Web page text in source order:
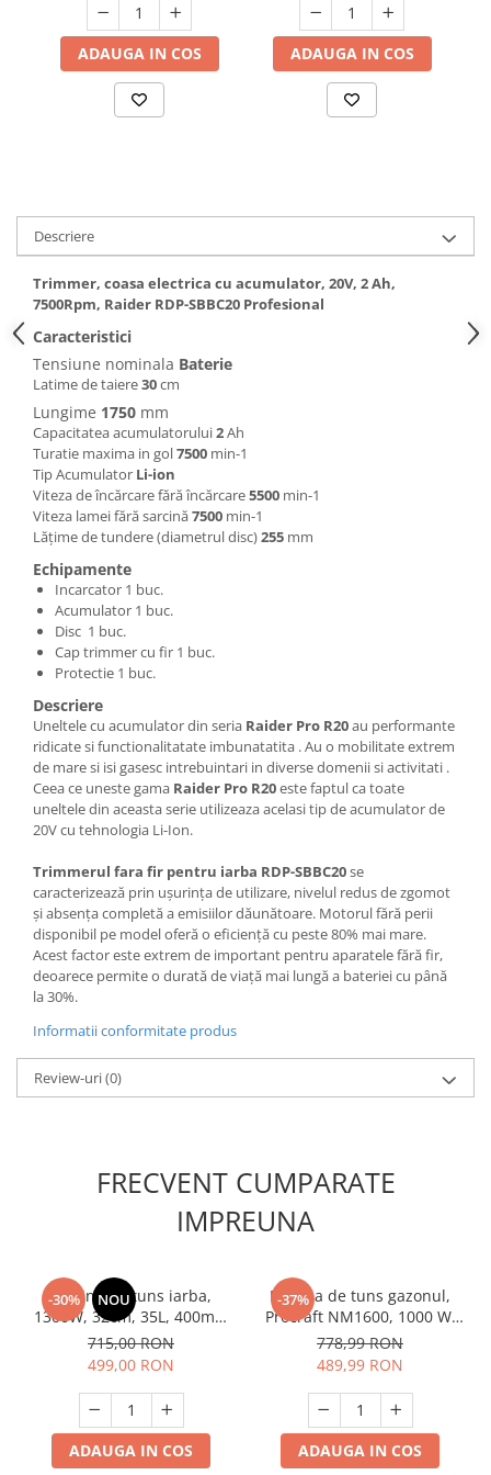
Hote bucatarie
Consumabile
Hote cupolare
Hote telescopice
Hote traditionale
Masini de Spalat Rufe & Uscatoare
Accesorii masini de spalat &
uscatoare
Masini automate de spalat rufe
Masini de spalat rufe cu uscator
Masini de spalat rufe verticale
Uscatoare de rufe
Masini de spalat vase
Masini de spalat vase incorporabile
Masini de spalat vase
independente
Motoburghiu/Foreza pamant
Pachete Incorporabile
Pirostrii & Arzatoare
Plasa umbrire
Pompe de stropit
Radiatoare
Semanatoare,Plantatoare
Sere
Sobe pe gaz & electrice
Suflante & Aspiratoare
Aspiratoare
Suflante Frunze
Unelte Gradinarit
Ventilatoare & Sisteme Racire
Aparate de aer conditionat
Ventilatoare
Incubatoare oua
ADAUGA IN COS ADAUGA IN COS
Descriere
Trimmer, coasa electrica cu acumulator, 20V, 2 Ah,
7500Rpm, Raider RDP-SBBC20 Profesional
Caracteristici
Tensiune nominala Baterie
Latime de taiere30cm
Lungime 1750 mm
Capacitatea acumulatorului2Ah
Turatie maxima in gol7500 min-1
Tip Acumulator Li-ion
Viteza de încărcare fără încărcare5500 min-1
Viteza lamei fără sarcină7500 min-1
Lățime de tundere (diametrul disc)255 mm
Echipamente
Incarcator 1 buc.
Acumulator 1 buc.
Disc 1 buc.
Cap trimmer cu fir 1 buc.
Protectie 1 buc.
Descriere
Uneltele cu acumulator din seria Raider Pro R20au performante
ridicate si functionalitatate imbunatatita . Au o mobilitate extrem
de mare si isi gasesc intrebuintari in diverse domenii si activitati .
Ceea ce uneste gama Raider Pro R20este faptul ca toate
uneltele din aceasta serie utilizeaza acelasi tip de acumulator de
20V cu tehnologia Li-Ion.
Trimmerul fara fir pentru iarba RDP-SBBC20se
caracterizează prin ușurința de utilizare, nivelul redus de zgomot
și absența completă a emisiilor dăunătoare. Motorul fără perii
disponibil pe model oferă o eficiență cu peste 80% mai mare.
Acest factor este extrem de important pentru aparatele fără fir,
deoarece permite o durată de viață mai lungă a bateriei cu până
la 30%.
Informatii conformitate produs
Review-uri(0)
FRECVENT CUMPARATE
IMPREUNA
-30% NOU
Masina de tuns iarba,
1300W, 32cm, 35L, 400m2,
Raider RD-LM36
715,00 RON
499,00 RON
ADAUGA IN COS
-37%
Masina de tuns gazonul,
Procraft NM1600, 1000 W,
3450 rpm, volum cos 30L
778,99 RON
489,99 RON
ADAUGA IN COS